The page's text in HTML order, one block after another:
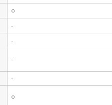
○
-
-
-
-
○